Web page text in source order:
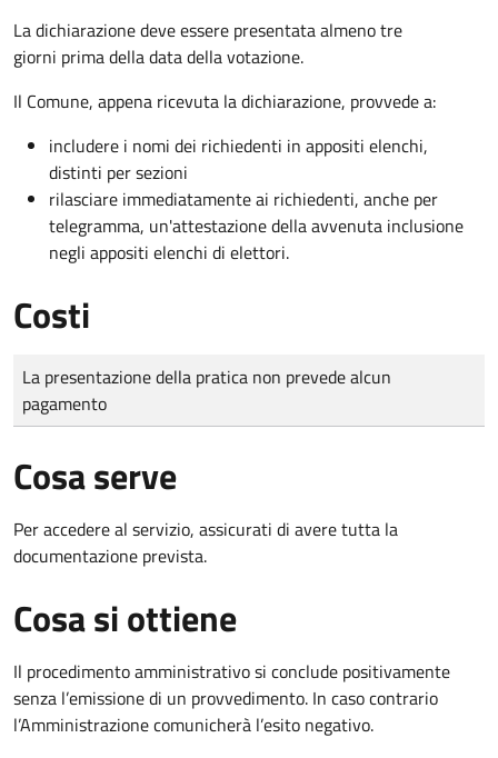
La dichiarazione deve essere presentata almeno tre
giorni prima della data della votazione.
Il Comune, appena ricevuta la dichiarazione, provvede a:
includere i nomi dei richiedenti in appositi elenchi,
distinti per sezioni
rilasciare immediatamente ai richiedenti, anche per
telegramma, un'attestazione della avvenuta inclusione
negli appositi elenchi di elettori.
Costi
Tipo di pagamento
Importo
La presentazione della pratica non prevede alcun
pagamento
Cosa serve
Per accedere al servizio, assicurati di avere tutta la
documentazione prevista.
Cosa si ottiene
Il procedimento amministrativo si conclude positivamente
senza l’emissione di un provvedimento. In caso contrario
l’Amministrazione comunicherà l’esito negativo.